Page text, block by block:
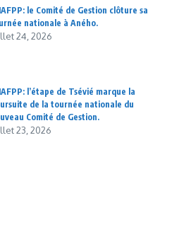
le Comité de Gestion clôture sa
nationale à Aného.
24, 2026
l’étape de Tsévié marque la
de la tournée nationale du
Comité de Gestion.
23, 2026